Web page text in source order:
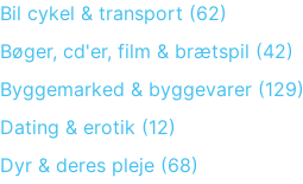
Bil cykel & transport (62)
Bøger, cd'er, film & brætspil (42)
Byggemarked & byggevarer (129)
Dating & erotik (12)
Dyr & deres pleje (68)